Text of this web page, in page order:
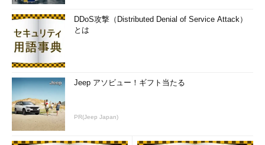
新しいOSがリリースされたのだから、すぐにでも導入してみ
たいと考えるユーザーは少なくないだろう。しかも今回は無償な
のだから、アップグレードしない理由はないと思うかもしれな
い。
Windows OSのユーザーなら無償でアップグレードできることに
なっている。
アップグレード元
DDoS攻撃（Distributed Denial of Service Attack）
とは
Jeep アソビュー！ギフト当たる
PR(Jeep Japan)